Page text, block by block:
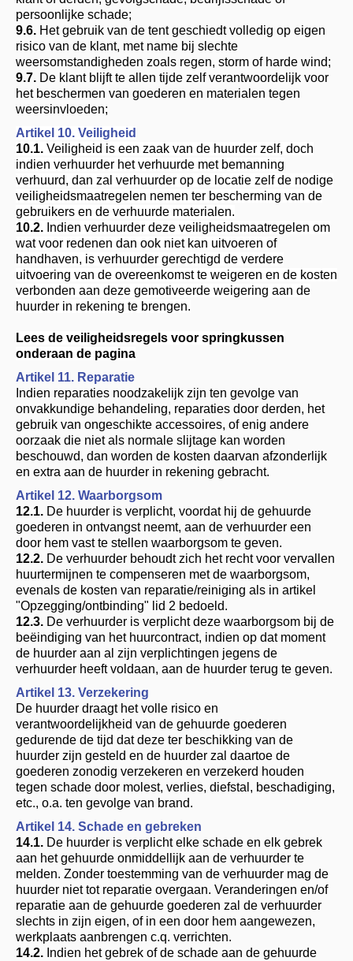
persoonlijke schade;
9.6. Het gebruik van de tent geschiedt volledig op eigen
risico van de klant, met name bij slechte
weersomstandigheden zoals regen, storm of harde wind;
9.7. De klant blijft te allen tijde zelf verantwoordelijk voor
het beschermen van goederen en materialen tegen
weersinvloeden;
Artikel 10. Veiligheid
10.1. Veiligheid is een zaak van de huurder zelf, doch
indien verhuurder het verhuurde met bemanning
verhuurd, dan zal verhuurder op de locatie zelf de nodige
veiligheidsmaatregelen nemen ter bescherming van de
gebruikers en de verhuurde materialen.
10.2. Indien verhuurder deze veiligheidsmaatregelen om
wat voor redenen dan ook niet kan uitvoeren of
handhaven, is verhuurder gerechtigd de verdere
uitvoering van de overeenkomst te weigeren en de kosten
verbonden aan deze gemotiveerde weigering aan de
huurder in rekening te brengen.
Lees de veiligheidsregels voor springkussen
onderaan de pagina
Artikel 11. Reparatie
Indien reparaties noodzakelijk zijn ten gevolge van
onvakkundige behandeling, reparaties door derden, het
gebruik van ongeschikte accessoires, of enig andere
oorzaak die niet als normale slijtage kan worden
beschouwd, dan worden de kosten daarvan afzonderlijk
en extra aan de huurder in rekening gebracht.
Artikel 12. Waarborgsom
12.1. De huurder is verplicht, voordat hij de gehuurde
goederen in ontvangst neemt, aan de verhuurder een
door hem vast te stellen waarborgsom te geven.
12.2. De verhuurder behoudt zich het recht voor vervallen
huurtermijnen te compenseren met de waarborgsom,
evenals de kosten van reparatie/reiniging als in artikel
"Opzegging/ontbinding" lid 2 bedoeld.
12.3. De verhuurder is verplicht deze waarborgsom bij de
beëindiging van het huurcontract, indien op dat moment
de huurder aan al zijn verplichtingen jegens de
verhuurder heeft voldaan, aan de huurder terug te geven.
Artikel 13. Verzekering
De huurder draagt het volle risico en
verantwoordelijkheid van de gehuurde goederen
gedurende de tijd dat deze ter beschikking van de
huurder zijn gesteld en de huurder zal daartoe de
goederen zonodig verzekeren en verzekerd houden
tegen schade door molest, verlies, diefstal, beschadiging,
etc., o.a. ten gevolge van brand.
Artikel 14. Schade en gebreken
14.1. De huurder is verplicht elke schade en elk gebrek
aan het gehuurde onmiddellijk aan de verhuurder te
melden. Zonder toestemming van de verhuurder mag de
huurder niet tot reparatie overgaan. Veranderingen en/of
reparatie aan de gehuurde goederen zal de verhuurder
slechts in zijn eigen, of in een door hem aangewezen,
werkplaats aanbrengen c.q. verrichten.
14.2. Indien het gebrek of de schade aan de gehuurde